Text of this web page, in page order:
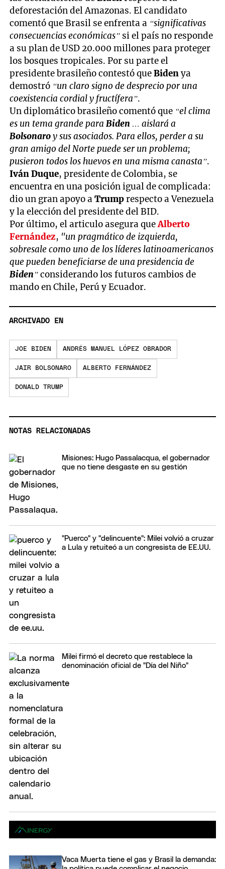
deforestación del Amazonas. El candidato
comentó que Brasil se enfrenta a “significativas
consecuencias económicas” si el país no responde
a su plan de USD 20.000 millones para proteger
los bosques tropicales. Por su parte el
presidente brasileño contestó queBidenya
demostró “un claro signo de desprecio por una
coexistencia cordial y fructífera”.
Un diplomático brasileño comentó que “el clima
es un tema grande paraBiden … aislará a
Bolsonaroy sus asociados. Para ellos, perder a su
gran amigo del Norte puede ser un problema;
pusieron todos los huevos en una misma canasta”.
Iván Duque, presidente de Colombia, se
encuentra en una posición igual de complicada:
dio un gran apoyo aTrumprespecto a Venezuela
y la elección del presidente del BID.
Por último, el articulo asegura queAlberto
Fernández, "un pragmático de izquierda,
sobresale como uno de los líderes latinoamericanos
que pueden beneficiarse de una presidencia de
Biden”considerando los futuros cambios de
mando en Chile, Perú y Ecuador.
ARCHIVADO EN
JOE BIDEN ANDRÉS MANUEL LÓPEZ OBRADOR
JAIR BOLSONARO ALBERTO FERNÁNDEZ
DONALD TRUMP
NOTAS RELACIONADAS
Misiones: Hugo Passalacqua, el gobernador
que no tiene desgaste en su gestión
"Puerco" y "delincuente": Milei volvió a cruzar
a Lula y retuiteó a un congresista de EE.UU.
Milei firmó el decreto que restablece la
denominación oficial de "Día del Niño"
Vaca Muerta tiene el gas y Brasil la demanda: